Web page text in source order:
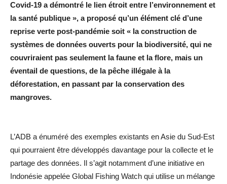
Covid-19 a démontré le lien étroit entre l’environnement et
la santé publique », a proposé qu’un élément clé d’une
reprise verte post-pandémie soit « la construction de
systèmes de données ouverts pour la biodiversité, qui ne
couvriraient pas seulement la faune et la flore, mais un
éventail de questions, de la pêche illégale à la
déforestation, en passant par la conservation des
mangroves.
L’ADB a énuméré des exemples existants en Asie du Sud-Est
qui pourraient être développés davantage pour la collecte et le
partage des données. Il s’agit notamment d’une initiative en
Indonésie appelée Global Fishing Watch qui utilise un mélange